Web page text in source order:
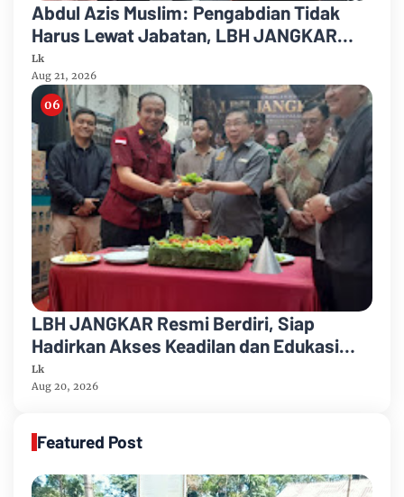
Abdul Azis Muslim: Pengabdian Tidak
Harus Lewat Jabatan, LBH JANGKAR
Jadi Jalan Mengabdi untuk Masyarakat
Lk
Aug 21, 2026
LBH JANGKAR Resmi Berdiri, Siap
Hadirkan Akses Keadilan dan Edukasi
Hukum bagi Masyarakat
Lk
Aug 20, 2026
Featured Post